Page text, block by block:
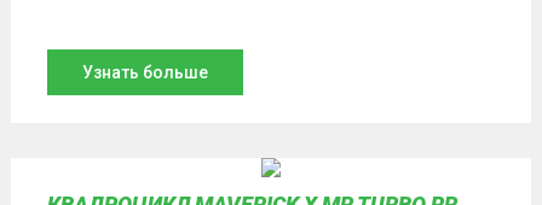
Узнать больше